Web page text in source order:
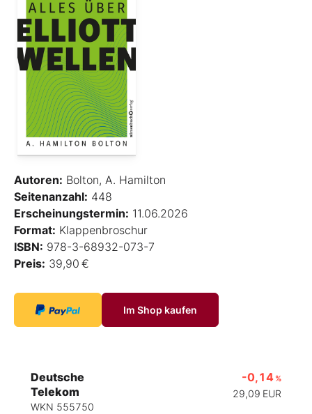
Autoren: Bolton, A. Hamilton
Seitenanzahl: 448
Erscheinungstermin: 11.06.2026
Format: Klappenbroschur
ISBN: 978-3-68932-073-7
Preis: 39,90 €
Im Shop kaufen
Deutsche
Telekom
WKN 555750
-0,14 %
29,09 EUR